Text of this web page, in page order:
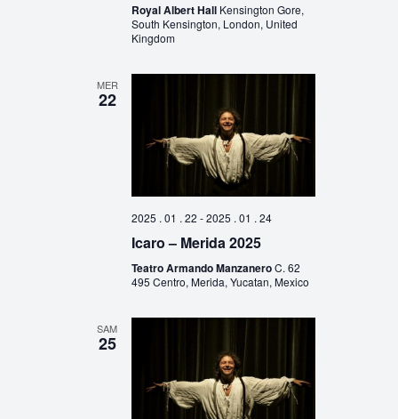
Royal Albert Hall Kensington Gore,
South Kensington, London, United
Kingdom
MER
22
2025 . 01 . 22 -2025 . 01 . 24
Icaro – Merida 2025
Teatro Armando ManzaneroC. 62
495 Centro, Merida, Yucatan, Mexico
SAM
25